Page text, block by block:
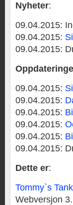
Nyheter:
09.04.2015:
09.04.2015:
09.04.2015:
09.04.2015:
09.04.2015:
09.04.2015:
09.04.2015:
09.04.2015:
09.04.2015:
Dette er:
Tommy`s
Webversjon